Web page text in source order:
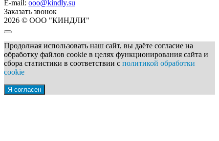
E-mail: ooo@kindly.su
Заказать звонок
2026 © ООО "КИНДЛИ"
Продолжая использовать наш сайт, вы даёте согласие на
обработку файлов cookie в целях функционирования сайта и
сбора статистики в соответствии с политикой обработки
cookie
Я согласен